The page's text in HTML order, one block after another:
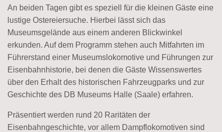
An beiden Tagen gibt es speziell für die kleinen Gäste eine
lustige Ostereiersuche. Hierbei lässt sich das
Museumsgelände aus einem anderen Blickwinkel
erkunden. Auf dem Programm stehen auch Mitfahrten im
Führerstand einer Museumslokomotive und Führungen zur
Eisenbahnhistorie, bei denen die Gäste Wissenswertes
über den Erhalt des historischen Fahrzeugparks und zur
Geschichte des DB Museums Halle (Saale) erfahren.
Präsentiert werden rund 20 Raritäten der
Eisenbahngeschichte, vor allem Dampflokomotiven sind